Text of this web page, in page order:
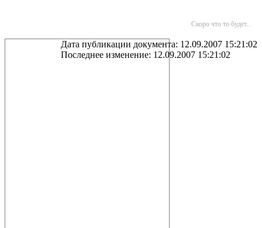
Скоро что то будет...
Дата публикации документа: 12.09.2007 15:21:02
Последнее изменение: 12.09.2007 15:21:02